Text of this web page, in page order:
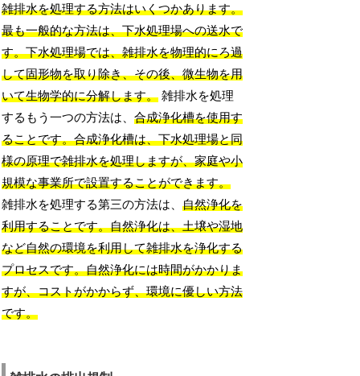
雑排水を処理する方法はいくつかあります。
最も一般的な方法は、下水処理場への送水で
す。下水処理場では、雑排水を物理的にろ過
して固形物を取り除き、その後、微生物を用
いて生物学的に分解します。 雑排水を処理
するもう一つの方法は、合成浄化槽を使用す
ることです。合成浄化槽は、下水処理場と同
様の原理で雑排水を処理しますが、家庭や小
規模な事業所で設置することができます。
雑排水を処理する第三の方法は、自然浄化を
利用することです。自然浄化は、土壌や湿地
など自然の環境を利用して雑排水を浄化する
プロセスです。自然浄化には時間がかかりま
すが、コストがかからず、環境に優しい方法
です。